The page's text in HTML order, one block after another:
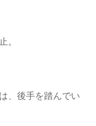
。
、後手を踏んでい